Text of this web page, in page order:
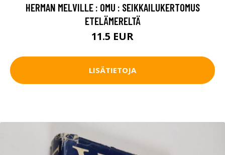
HERMAN MELVILLE : OMU : SEIKKAILUKERTOMUS
ETELÄMERELTÄ
11.5 EUR
LISÄTIETOJA